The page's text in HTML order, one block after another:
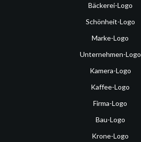
Bäckerei-Logo
Schönheit-Logo
Marke-Logo
Unternehmen-Logo
Kamera-Logo
Kaffee-Logo
Firma-Logo
Bau-Logo
Krone-Logo